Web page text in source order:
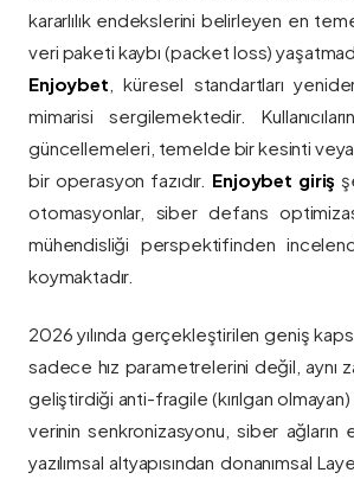
kararlılık endekslerini belirleyen en
veri paketi kaybı (packet loss)
Enjoybet , küresel standartları
mimarisi sergilemektedir.
güncellemeleri, temelde bir kesinti veya
bir operasyon fazıdır. Enjoybet giriş
otomasyonlar, siber defans
mühendisliği perspektifinden
koymaktadır.
2026 yılında gerçekleştirilen geniş
sadece hız parametrelerini değil, aynı
geliştirdiği anti-fragile (kırılgan
verinin senkronizasyonu, siber ağların
yazılımsal altyapısından donanımsal